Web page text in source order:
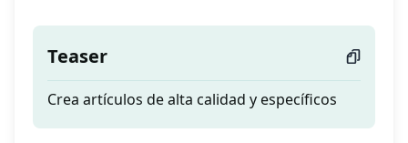
Teaser
Crea artículos de alta calidad y específicos